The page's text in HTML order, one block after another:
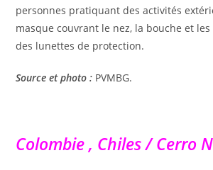
personnes pratiquant des activités
masque couvrant le nez, la bouche et
des lunettes de protection.
Source et photo : PVMBG.
Colombie , Chiles / Cerro